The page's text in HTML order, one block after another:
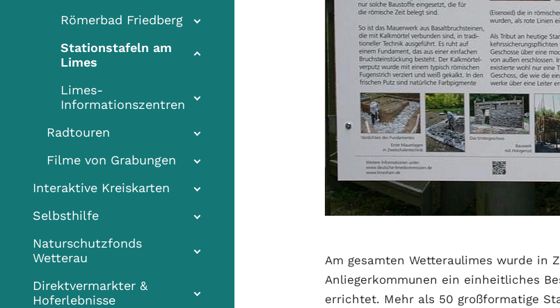
Römerbad Friedberg
Stationstafeln am
Limes
Limes-
Informationszentren
Radtouren
Filme von Grabungen
Interaktive Kreiskarten
Selbsthilfe
Naturschutzfonds
Wetterau
Direktvermarkter &
Hoferlebnisse
Am gesamten Wetteraulimes wurde in
Anliegerkommunen ein einheitliches
errichtet. Mehr als 50 großformatige